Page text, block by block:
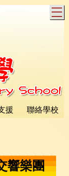
援 聯絡學校
響樂團